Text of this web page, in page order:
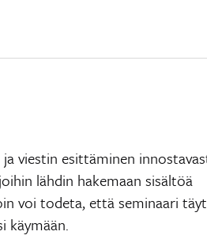
viestin esittäminen
lähdin hakemaan sisältöä
voi todeta, että seminaari
käymään.